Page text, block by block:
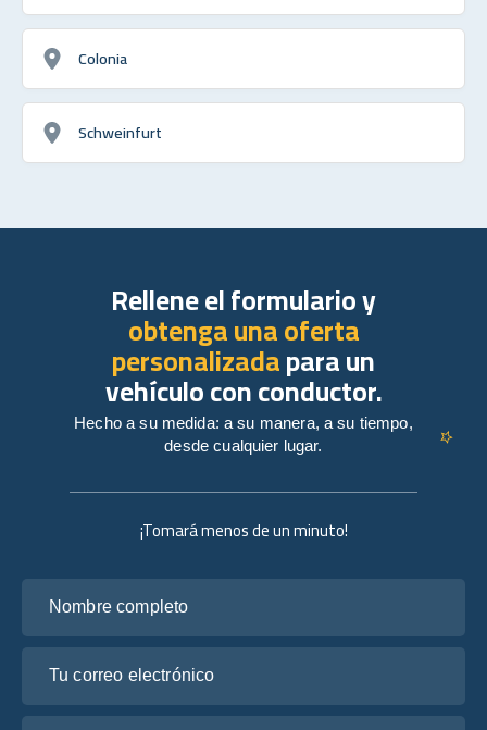
Colonia
Schweinfurt
¡Tomará menos de un minuto!
Rellene el formulario y
obtenga una oferta
personalizadapara un
vehículo con conductor.
Hecho a su medida: a su manera, a su tiempo,
desde cualquier lugar.